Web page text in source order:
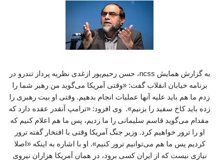
به گزارش همایش ncss، حسن رحیم‌پور ازغدی نظریه پرداز تندرو در
برنامه خیابان انقلاب گفت: «وقتی آمریکا می‌گوید من رهبر شما را
زدم ما هم باید علیه آنها عملیات انجام بدهیم. وقتی او بیت رهبری را
زده باید کاخ سفید را بزنیم». وی افزود: «ترامپ آنقدر عقده دارد که
مقدام می‌گوید قاسم سلیمانی را ما زدیم، پس ما هم اعلام کنیم که
او را ترور خواهیم کرد. وزیر جنگ آمریکا وقتی با افتخار گفته ترور
کردیم پس ما هم می‌توانیم ترور کنیم». او با اشاره به اینکه «اصلا
نیازی نیست که از ایران کسی برود، در همان آمریکا هزاران نیروی